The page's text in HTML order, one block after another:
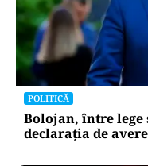
POLITICĂ
Bolojan, între lege
declarația de